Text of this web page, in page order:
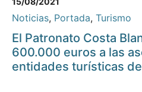
Noticias, Portada, Turismo
El Patronato Costa
600.000 euros a las
entidades turísticas